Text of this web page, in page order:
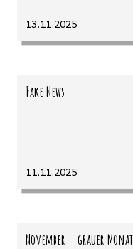
13.11.2025
Fake News
11.11.2025
November – grauer